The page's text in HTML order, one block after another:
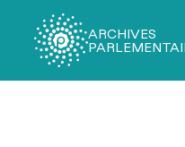
ARCHIVES